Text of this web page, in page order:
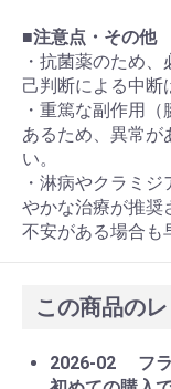
■注意点・その他
・抗菌薬のため
己判断による中断
・重篤な副作用
あるため、異常が
い。
・淋病やクラミ
やかな治療が推奨
不安がある場合も
この商品の
2026-02 フ